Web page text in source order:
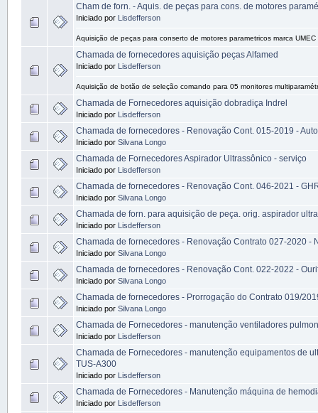
Cham de forn. - Aquis. de peças para cons. de motores
Iniciado por Lisdefferson
Aquisição de peças para conserto de motores parametricos marca
Chamada de fornecedores aquisição peças Alfamed
Iniciado por Lisdefferson
Aquisição de botão de seleção comando para 05 monitores
Chamada de Fornecedores aquisição dobradiça Indrel
Iniciado por Lisdefferson
Chamada de fornecedores - Renovação Cont. 015-2019 -
Iniciado por Silvana Longo
Chamada de Fornecedores Aspirador Ultrassônico - serviço
Iniciado por Lisdefferson
Chamada de fornecedores - Renovação Cont. 046-2021 -
Iniciado por Silvana Longo
Chamada de forn. para aquisição de peça. orig. aspirador
Iniciado por Lisdefferson
Chamada de fornecedores - Renovação Contrato 027-2020 -
Iniciado por Silvana Longo
Chamada de fornecedores - Renovação Cont. 022-2022 -
Iniciado por Silvana Longo
Chamada de fornecedores - Prorrogação do Contrato 019/
Iniciado por Silvana Longo
Chamada de Fornecedores - manutenção ventiladores
Iniciado por Lisdefferson
Chamada de Fornecedores - manutenção equipamentos de
TUS-A300
Iniciado por Lisdefferson
Chamada de Fornecedores - Manutenção máquina de
Iniciado por Lisdefferson